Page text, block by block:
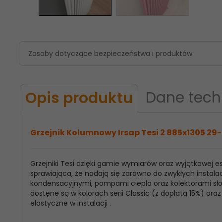
Zasoby dotyczące bezpieczeństwa i produktów
Opis produktu Dane
Grzejnik Kolumnowy Irsap Tesi 2 885x1305
Grzejniki Tesi dzięki gamie wymiarów oraz
sprawiająca, że nadają się zarówno do zwykłych
kondensacyjnymi, pompami ciepła oraz kolektorami
dostęne są w kolorach serii Classic (z dopłatą 15%)
elastyczne w instalacji .
Model
Produktu:
Irsap Tesi 2
Wysokość
Grzejnika:
885